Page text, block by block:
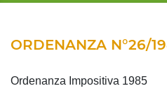
ORDENANZA N°26/
Ordenanza Impositiva 1985